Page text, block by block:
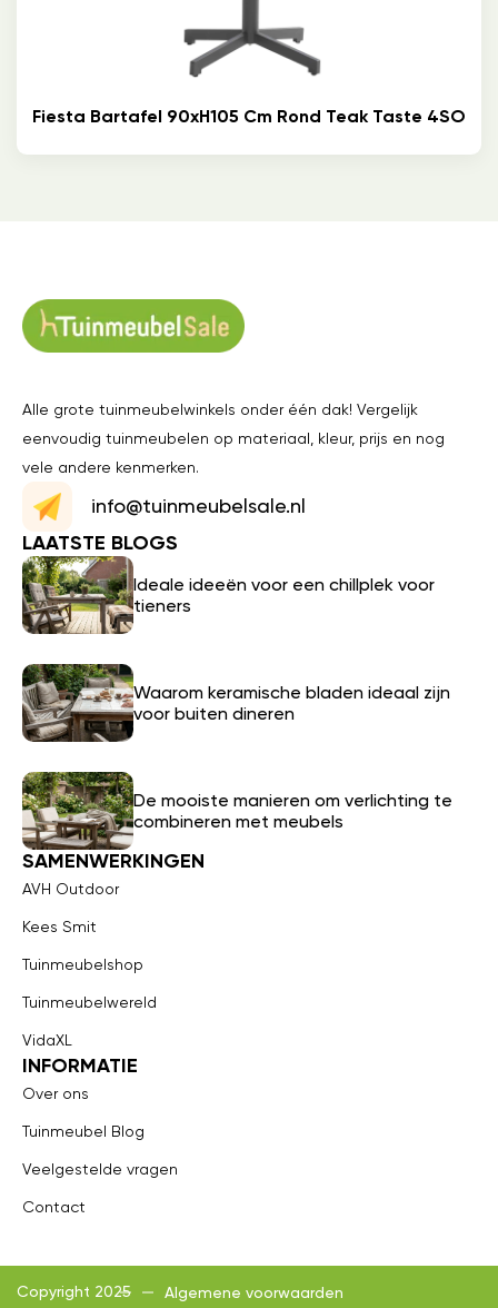
Fiesta Bartafel 90xH105 Cm Rond Teak Taste 4SO
Alle grote tuinmeubelwinkels onder één dak! Vergelijk
eenvoudig tuinmeubelen op materiaal, kleur, prijs en nog
vele andere kenmerken.
info@tuinmeubelsale.nl
LAATSTE BLOGS
Ideale ideeën voor een chillplek voor
tieners
Waarom keramische bladen ideaal zijn
voor buiten dineren
De mooiste manieren om verlichting te
combineren met meubels
SAMENWERKINGEN
AVH Outdoor
Kees Smit
Tuinmeubelshop
Tuinmeubelwereld
VidaXL
INFORMATIE
Over ons
Tuinmeubel Blog
Veelgestelde vragen
Contact
Copyright 2025 Algemene voorwaarden